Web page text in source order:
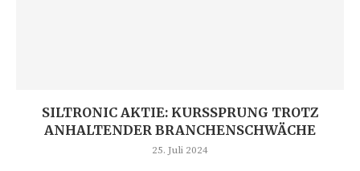
SILTRONIC AKTIE: KURSSPRUNG TROTZ
ANHALTENDER BRANCHENSCHWÄCHE
25. Juli 2024